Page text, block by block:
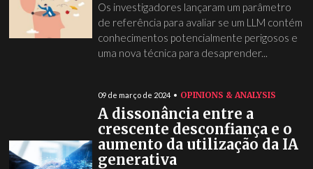
Os investigadores lançaram um parâmetro
de referência para avaliar se um LLM contém
conhecimentos potencialmente perigosos e
uma nova técnica para desaprender...
09 de março de 2024 OPINIONS & ANALYSIS
A dissonância entre a
crescente desconfiança e o
aumento da utilização da IA
generativa